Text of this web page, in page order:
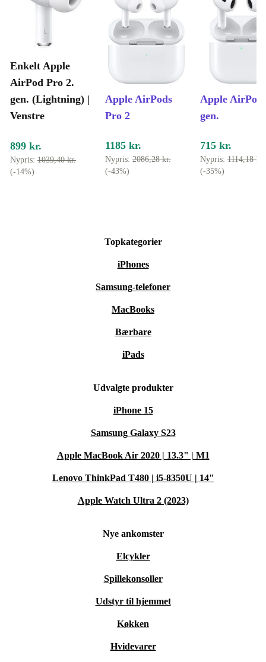
forventet.
Sikkerhed og tryghed – hver gang
Mindst 12 måneders garantipå alle refurbished hovedtelefoner.
30 dages gratis retur
Giv din lydoplevelse nyt liv. Vælg en refurbished Apple
AirPod Pro 2. Gen (Lightning) – venstre fra refurbed og
Enkelt Apple
AirPod Pro 2.
gen. (Lightning) |
Venstre
Apple AirPods
Pro 2
Apple
gen.
899 kr.
Nypris: 1039,40 kr.
(-14%)
1185 kr.
Nypris: 2086,28 kr.
(-43%)
715 kr.
Nypris: 1114,18 kr.
(-35%)
Topkategorier
iPhones
Samsung-telefoner
MacBooks
Bærbare
iPads
Udvalgte produkter
iPhone 15
Samsung Galaxy S23
Apple MacBook Air 2020 | 13.3" | M1
Lenovo ThinkPad T480 | i5-8350U | 14"
Apple Watch Ultra 2 (2023)
Nye ankomster
Elcykler
Spillekonsoller
Udstyr til hjemmet
Køkken
Hvidevarer